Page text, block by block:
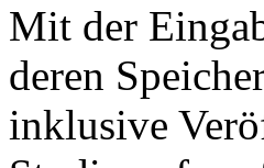
Mit der
deren
inklusive